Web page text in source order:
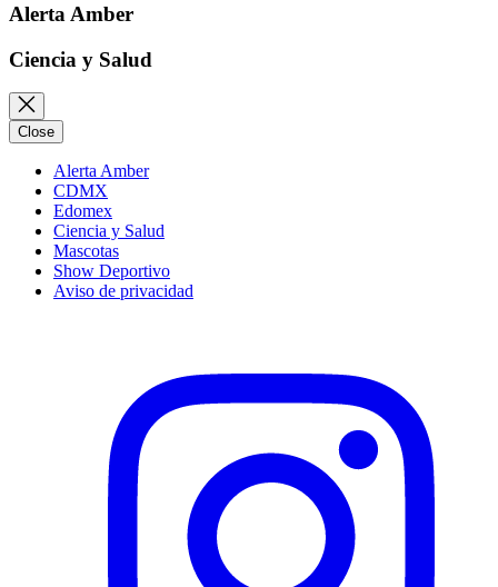
Alerta Amber
Ciencia y Salud
Close
Alerta Amber
CDMX
Edomex
Ciencia y Salud
Mascotas
Show Deportivo
Aviso de privacidad